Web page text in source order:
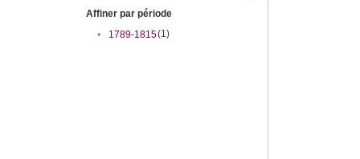
Affiner par période
•
1789-1815(1)